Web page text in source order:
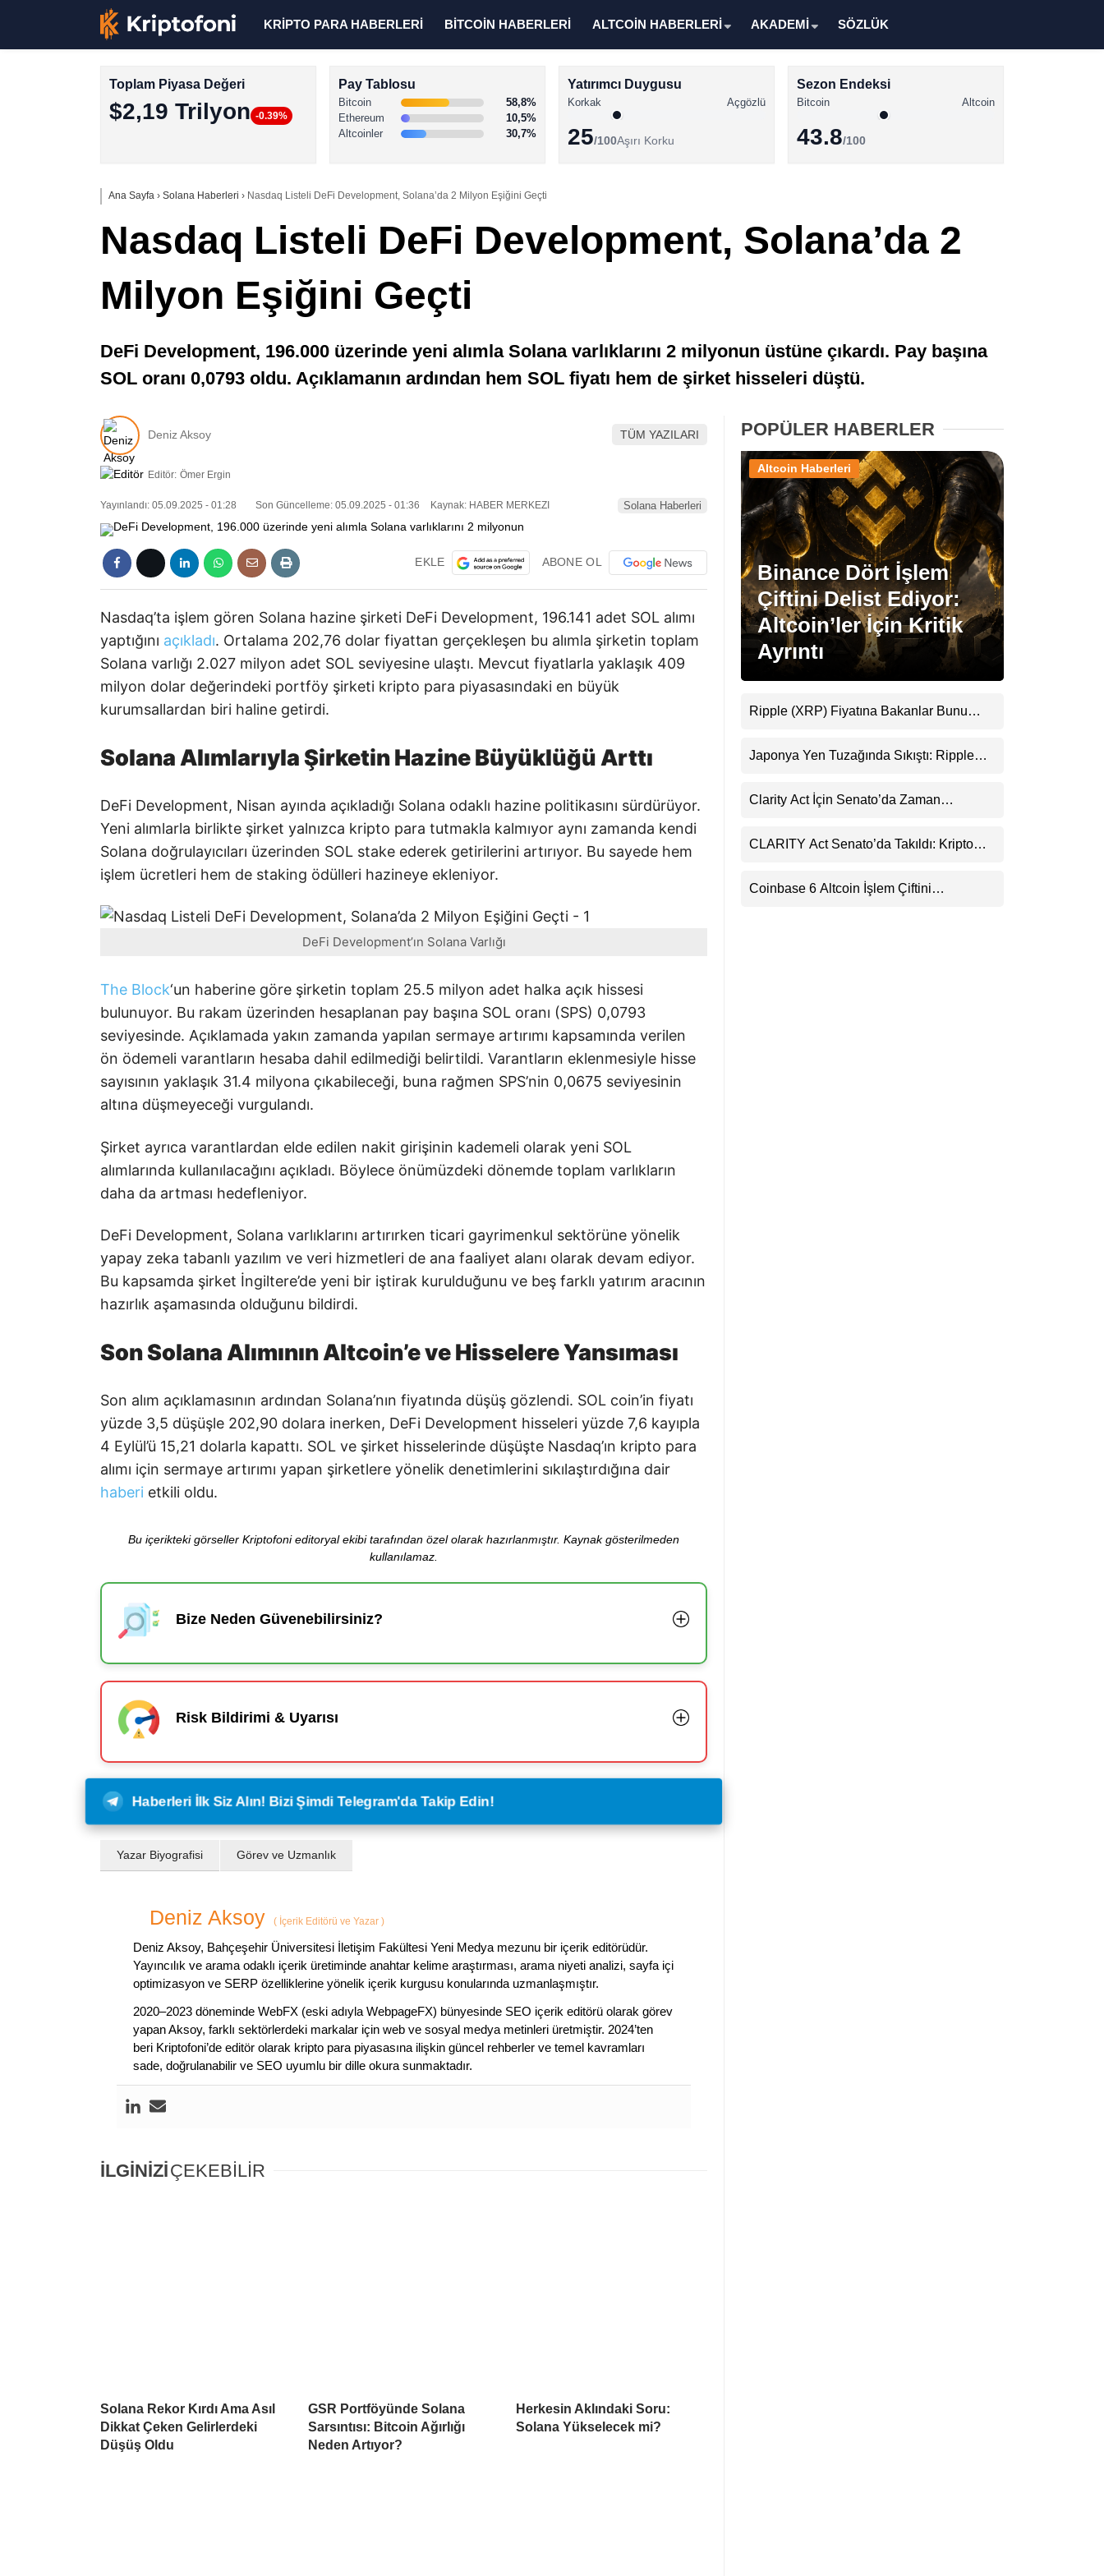
Altcoin Haberleri
Memecoin Haberleri
Facebook
Instagram
Youtube
TikTok
KRİPTO PARA HABERLERİ BİTCOİN HABERLERİ ALTCOİN HABERLERİ AKADEMİ SÖZLÜK
Toplam Piyasa Değeri
$2,19 Trilyon -0.39%
Pay Tablosu
Bitcoin
58,8%
Ethereum
10,5%
Altcoinler
30,7%
Yatırımcı Duygusu
Korkak Açgözlü
25/100Aşırı Korku
Sezon Endeksi
Bitcoin Altcoin
43.8/100
Ana Sayfa › Solana Haberleri › Nasdaq Listeli DeFi Development, Solana’da 2 Milyon Eşiğini Geçti
Nasdaq Listeli DeFi Development, Solana’da 2
Milyon Eşiğini Geçti
DeFi Development, 196.000 üzerinde yeni alımla Solana varlıklarını 2 milyonun üstüne çıkardı. Pay başına
SOL oranı 0,0793 oldu. Açıklamanın ardından hem SOL fiyatı hem de şirket hisseleri düştü.
Deniz Aksoy TÜM YAZILARI
Editör: Ömer Ergin
Yayınlandı: 05.09.2025 - 01:28 Son Güncelleme: 05.09.2025 - 01:36 Kaynak: HABER MERKEZI Solana Haberleri
EKLE ABONE OL
Nasdaq’ta işlem gören Solana hazine şirketi DeFi Development, 196.141 adet SOL alımı
yaptığını açıkladı. Ortalama 202,76 dolar fiyattan gerçekleşen bu alımla şirketin toplam
Solana varlığı 2.027 milyon adet SOL seviyesine ulaştı. Mevcut fiyatlarla yaklaşık 409
milyon dolar değerindeki portföy şirketi kripto para piyasasındaki en büyük
kurumsallardan biri haline getirdi.
Solana Alımlarıyla Şirketin Hazine Büyüklüğü Arttı
DeFi Development, Nisan ayında açıkladığı Solana odaklı hazine politikasını sürdürüyor.
Yeni alımlarla birlikte şirket yalnızca kripto para tutmakla kalmıyor aynı zamanda kendi
Solana doğrulayıcıları üzerinden SOL stake ederek getirilerini artırıyor. Bu sayede hem
işlem ücretleri hem de staking ödülleri hazineye ekleniyor.
DeFi Development’ın Solana Varlığı
The Block‘un haberine göre şirketin toplam 25.5 milyon adet halka açık hissesi
bulunuyor. Bu rakam üzerinden hesaplanan pay başına SOL oranı (SPS) 0,0793
seviyesinde. Açıklamada yakın zamanda yapılan sermaye artırımı kapsamında verilen
ön ödemeli varantların hesaba dahil edilmediği belirtildi. Varantların eklenmesiyle hisse
sayısının yaklaşık 31.4 milyona çıkabileceği, buna rağmen SPS’nin 0,0675 seviyesinin
altına düşmeyeceği vurgulandı.
Şirket ayrıca varantlardan elde edilen nakit girişinin kademeli olarak yeni SOL
alımlarında kullanılacağını açıkladı. Böylece önümüzdeki dönemde toplam varlıkların
daha da artması hedefleniyor.
DeFi Development, Solana varlıklarını artırırken ticari gayrimenkul sektörüne yönelik
yapay zeka tabanlı yazılım ve veri hizmetleri de ana faaliyet alanı olarak devam ediyor.
Bu kapsamda şirket İngiltere’de yeni bir iştirak kurulduğunu ve beş farklı yatırım aracının
hazırlık aşamasında olduğunu bildirdi.
Son Solana Alımının Altcoin’e ve Hisselere Yansıması
Son alım açıklamasının ardından Solana’nın fiyatında düşüş gözlendi. SOL coin’in fiyatı
yüzde 3,5 düşüşle 202,90 dolara inerken, DeFi Development hisseleri yüzde 7,6 kayıpla
4 Eylül’ü 15,21 dolarla kapattı. SOL ve şirket hisselerinde düşüşte Nasdaq’ın kripto para
alımı için sermaye artırımı yapan şirketlere yönelik denetimlerini sıkılaştırdığına dair
haberi etkili oldu.
Bu içerikteki görseller Kriptofoni editoryal ekibi tarafından özel olarak hazırlanmıştır. Kaynak gösterilmeden
kullanılamaz.
Bize Neden Güvenebilirsiniz?
Risk Bildirimi & Uyarısı
Haberleri İlk Siz Alın! Bizi Şimdi Telegram'da Takip Edin!
Yazar Biyografisi Görev ve Uzmanlık
Deniz Aksoy ( İçerik Editörü ve Yazar )
Deniz Aksoy, Bahçeşehir Üniversitesi İletişim Fakültesi Yeni Medya mezunu bir içerik editörüdür.
Yayıncılık ve arama odaklı içerik üretiminde anahtar kelime araştırması, arama niyeti analizi, sayfa içi
optimizasyon ve SERP özelliklerine yönelik içerik kurgusu konularında uzmanlaşmıştır.
2020–2023 döneminde WebFX (eski adıyla WebpageFX) bünyesinde SEO içerik editörü olarak görev
yapan Aksoy, farklı sektörlerdeki markalar için web ve sosyal medya metinleri üretmiştir. 2024’ten
beri Kriptofoni’de editör olarak kripto para piyasasına ilişkin güncel rehberler ve temel kavramları
sade, doğrulanabilir ve SEO uyumlu bir dille okura sunmaktadır.
İLGİNİZİÇEKEBİLİR
Solana Rekor Kırdı Ama Asıl
Dikkat Çeken Gelirlerdeki
Düşüş Oldu
GSR Portföyünde Solana
Sarsıntısı: Bitcoin Ağırlığı
Neden Artıyor?
Herkesin Aklındaki Soru:
Solana Yükselecek mi?
POPÜLER HABERLER
Binance Dört İşlem
Çiftini Delist Ediyor:
Altcoin’ler İçin Kritik
Ayrıntı
Altcoin Haberleri
Ripple (XRP) Fiyatına Bakanlar Bunu
Uyarı
Japonya Yen Tuzağında Sıkıştı: Ripple
Clarity Act İçin Senato’da Zaman
CLARITY Act Senato’da Takıldı: Kripto
Coinbase 6 Altcoin İşlem Çiftini